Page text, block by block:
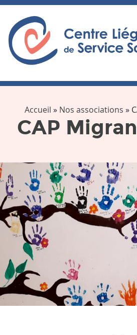
Accueil » Nos associations »
CAP